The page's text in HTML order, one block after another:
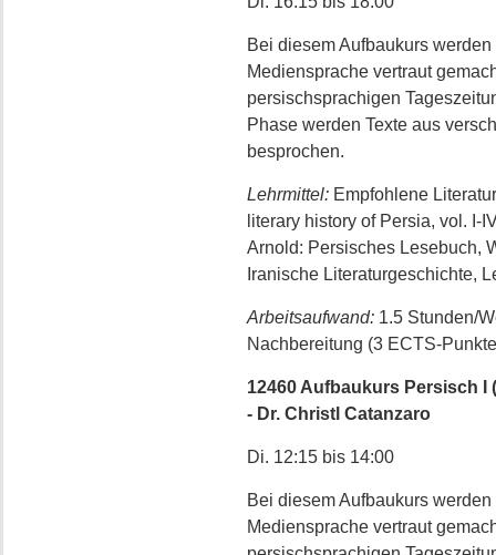
Bei diesem Aufbaukurs
Mediensprache vertraut
persischsprachigen
Phase werden Texte aus
besprochen.
Lehrmittel:Empfohlene
literary history of Persia, vol. I-
Arnold: Persisches Lesebuch,
Iranische Literaturgeschichte,
Arbeitsaufwand:1.5 Stunden/
Nachbereitung (3 ECTS-
12460 Aufbaukurs Persisch
- Dr. Christl Catanzaro
Di. 12:15 bis 14:00
Bei diesem Aufbaukurs
Mediensprache vertraut